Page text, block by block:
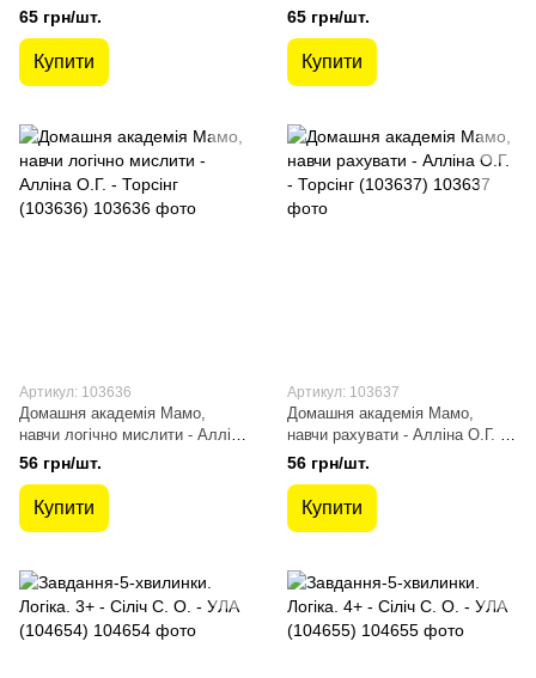
К. В. - УЛА (103907)
65 грн/шт.
Купити
Смирнова К. В. - УЛА (103905)
65 грн/шт.
Купити
Артикул: 103636
Домашня академія Мамо,
навчи логічно мислити - Алліна
О.Г. - Торсінг (103636)
56 грн/шт.
Купити
Артикул: 103637
Домашня академія Мамо,
навчи рахувати - Алліна О.Г. -
Торсінг (103637)
56 грн/шт.
Купити